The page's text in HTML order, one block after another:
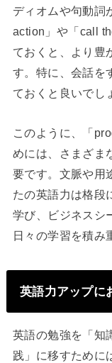
ディオムや句動詞
action」や「call
ておくと、より豊
す。特に、会話を
ておくと良いでし
このように、「
めには、さまざま
要です。文脈や用
たの英語力は格段
学び、ビジネスシ
日々の学習を積み
英語力アップに
英語の勉強を「知
践」に移すために